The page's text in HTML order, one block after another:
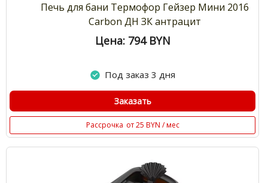
Печь для бани Термофор Гейзер Мини 2016
Carbon ДН ЗК антрацит
Цена: 794 BYN
Под заказ 3 дня
Заказать
Рассрочка от 25 BYN / мес